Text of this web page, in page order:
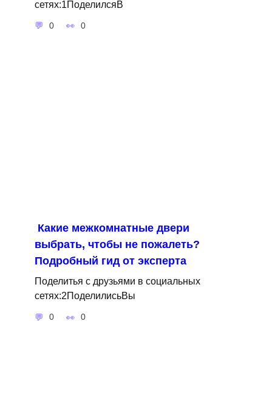
сетях:1ПоделилсяВ
0 0
Какие межкомнатные двери
выбрать, чтобы не пожалеть?
Подробный гид от эксперта
Поделитья с друзьями в социальных
сетях:2ПоделилисьВы
0 0